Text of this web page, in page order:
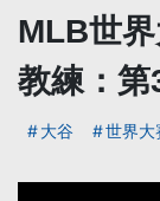
MLB世
教練：
大谷 世界大